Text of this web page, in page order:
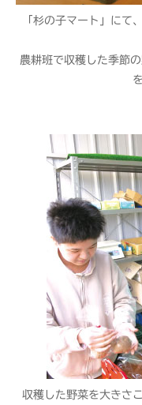
「杉の子マート」にて
農耕班で収穫した季節
収穫した野菜を大きさ